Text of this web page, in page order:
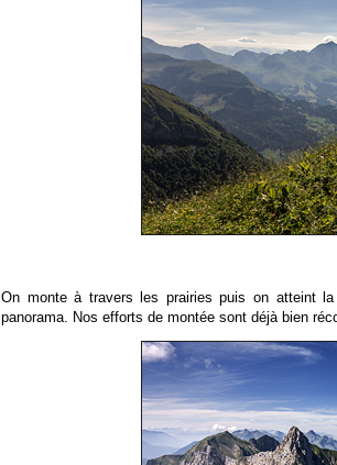
On monte à travers les prairies puis on atteint
panorama. Nos efforts de montée sont déjà bien